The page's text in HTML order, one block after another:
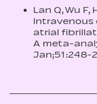
Lan Q, Wu F,
Intravenous
atrial
A meta-
Jan;51:248-